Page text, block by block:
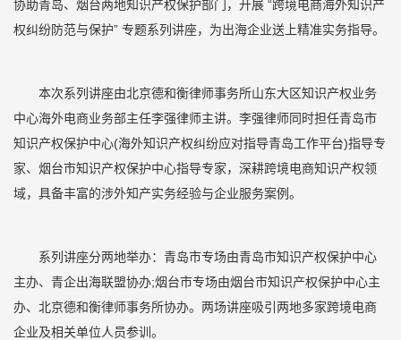
协助青岛、烟台两地知识产权保护部门，开展 “跨境电商海外知识产
权纠纷防范与保护” 专题系列讲座，为出海企业送上精准实务指导。
本次系列讲座由北京德和衡律师事务所山东大区知识产权业务
中心海外电商业务部主任李强律师主讲。李强律师同时担任青岛市
知识产权保护中心(海外知识产权纠纷应对指导青岛工作平台)指导专
家、烟台市知识产权保护中心指导专家，深耕跨境电商知识产权领
域，具备丰富的涉外知产实务经验与企业服务案例。
系列讲座分两地举办：青岛市专场由青岛市知识产权保护中心
主办、青企出海联盟协办;烟台市专场由烟台市知识产权保护中心主
办、北京德和衡律师事务所协办。两场讲座吸引两地多家跨境电商
企业及相关单位人员参训。